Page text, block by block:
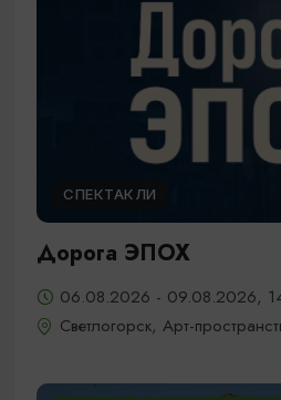
СПЕКТАКЛИ
Дорога ЭПОХ
06.08.2026 - 09.08.2026,
Светлогорск, Арт-